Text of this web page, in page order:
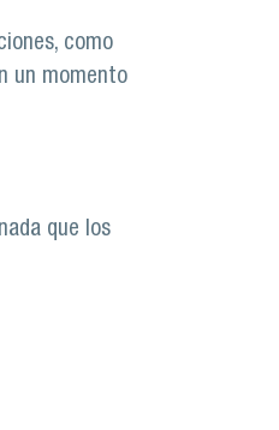
como
un momento
que los